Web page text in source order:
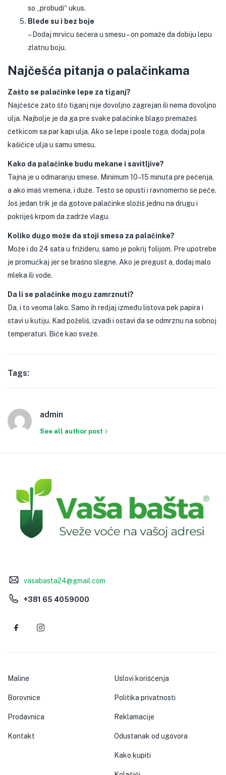
so „probudi“ ukus.
Blede su i bez boje
– Dodaj mrvicu šećera u smesu – on pomaže da dobiju lepu
zlatnu boju.
Najčešća pitanja o palačinkama
Zašto se palačinke lepe za tiganj?
Najčešće zato što tiganj nije dovoljno zagrejan ili nema dovoljno
ulja. Najbolje je da ga pre svake palačinke blago premažeš
četkicom sa par kapi ulja. Ako se lepe i posle toga, dodaj pola
kašičice ulja u samu smesu.
Kako da palačinke budu mekane i savitljive?
Tajna je u odmaranju smese. Minimum 10–15 minuta pre pečenja,
a ako imaš vremena, i duže. Testo se opusti i ravnomerno se peče.
Još jedan trik je da gotove palačinke složiš jednu na drugu i
pokriješ krpom da zadrže vlagu.
Koliko dugo može da stoji smesa za palačinke?
Može i do 24 sata u frižideru, samo je pokrij folijom. Pre upotrebe
je promućkaj jer se brašno slegne. Ako je pregust a, dodaj malo
mleka ili vode.
Da li se palačinke mogu zamrznuti?
Da, i to veoma lako. Samo ih redjaj između listova pek papira i
stavi u kutiju. Kad poželiš, izvadi i ostavi da se odmrznu na sobnoj
temperaturi. Biće kao sveže.
Tags:
admin
See all author post
vasabasta24@gmail.com
+381 65 4059000
Maline
Borovnice
Prodavnica
Kontakt
Uslovi korišćenja
Politika privatnosti
Reklamacije
Odustanak od ugovora
Kako kupiti